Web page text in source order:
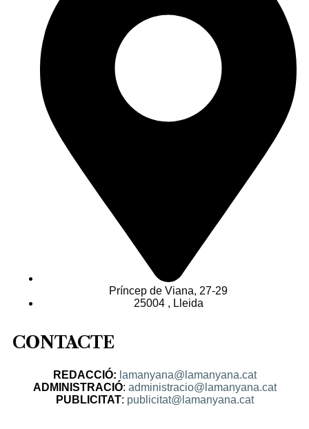
Príncep de Viana, 27-29
25004 , Lleida
CONTACTE
REDACCIÓ: lamanyana@lamanyana.cat
ADMINISTRACIÓ: administracio@lamanyana.cat
PUBLICITAT: publicitat@lamanyana.cat